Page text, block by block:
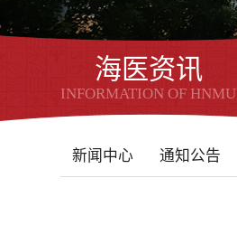
海医资讯
INFORMATION OF HNMU
新闻中心 通知公告